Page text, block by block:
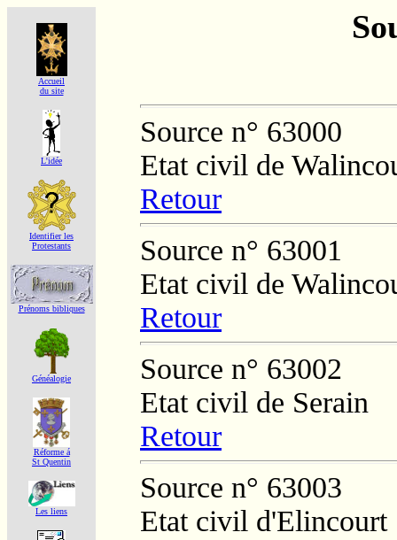
Accueil
du site
L'idée
Identifier les
Protestants
Prénoms bibliques
Généalogie
Réforme á
St Quentin
Les liens
Source n° 63000
Etat civil de
Retour
Source n° 63001
Etat civil de
Retour
Source n° 63002
Etat civil de Serain
Retour
Source n° 63003
Etat civil d'Elincourt